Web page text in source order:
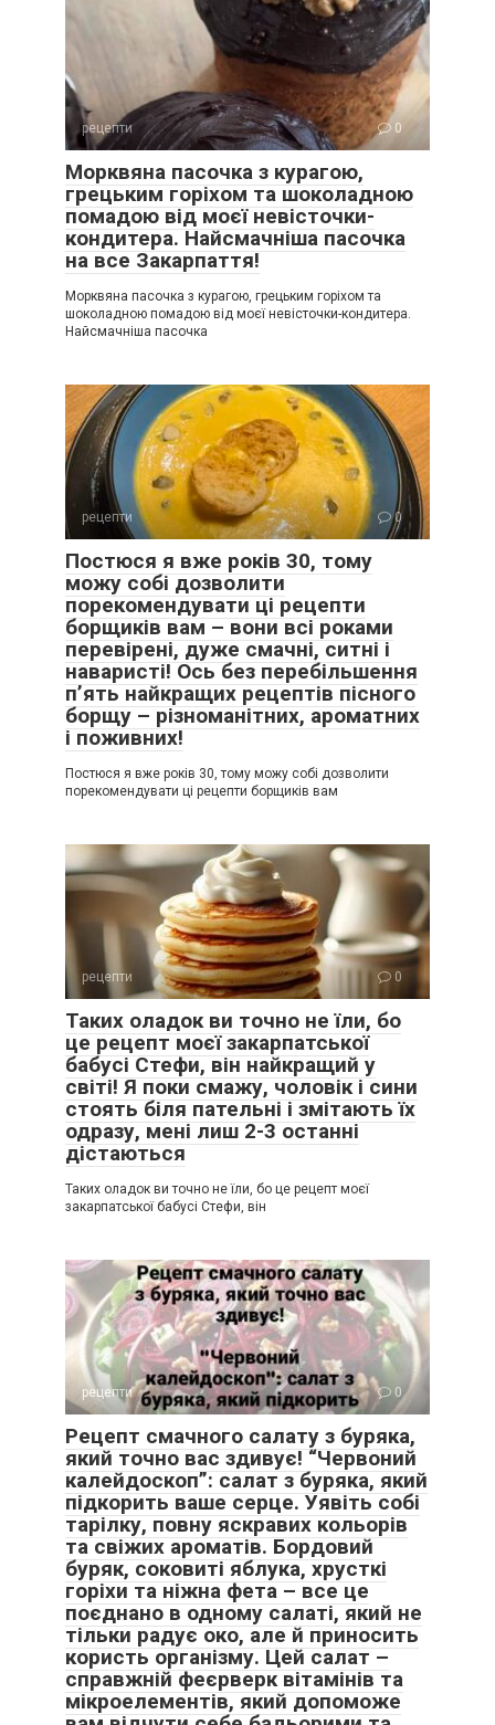
рецепти 0
Морквяна пасочка з курагою,
грецьким горіхом та шоколадною
помадою від моєї невісточки-
кондитера. Найсмачніша пасочка
на все Закарпаття!
Морквяна пасочка з курагою, грецьким горіхом та
шоколадною помадою від моєї невісточки-кондитера.
Найсмачніша пасочка
рецепти 0
Постюся я вже років 30, тому
можу собі дозволити
порекомендувати ці рецепти
борщиків вам – вони всі роками
перевірені, дуже смачні, ситні і
наваристі! Ось без перебільшення
п’ять найкращих рецептів пісного
борщу – різноманітних, ароматних
і поживних!
Постюся я вже років 30, тому можу собі дозволити
порекомендувати ці рецепти борщиків вам
рецепти 0
Таких оладок ви точно не їли, бо
це рецепт моєї закарпатської
бабусі Стефи, він найкращий у
світі! Я поки смажу, чоловік і сини
стоять біля пательні і змітають їх
одразу, мені лиш 2-3 останні
дістаються
Таких оладок ви точно не їли, бо це рецепт моєї
закарпатської бабусі Стефи, він
рецепти 0
Рецепт смачного салату з буряка,
який точно вас здивує! “Червоний
калейдоскоп”: салат з буряка, який
підкорить ваше серце. Уявіть собі
тарілку, повну яскравих кольорів
та свіжих ароматів. Бордовий
буряк, соковиті яблука, хрусткі
горіхи та ніжна фета – все це
поєднано в одному салаті, який не
тільки радує око, але й приносить
користь організму. Цей салат –
справжній феєрверк вітамінів та
мікроелементів, який допоможе